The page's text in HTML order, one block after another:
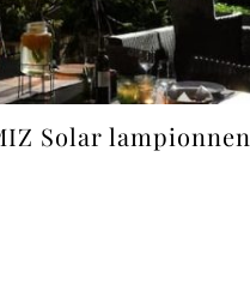
Solar lampionnen